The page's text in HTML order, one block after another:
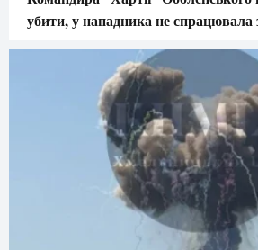
убити, у нападника не